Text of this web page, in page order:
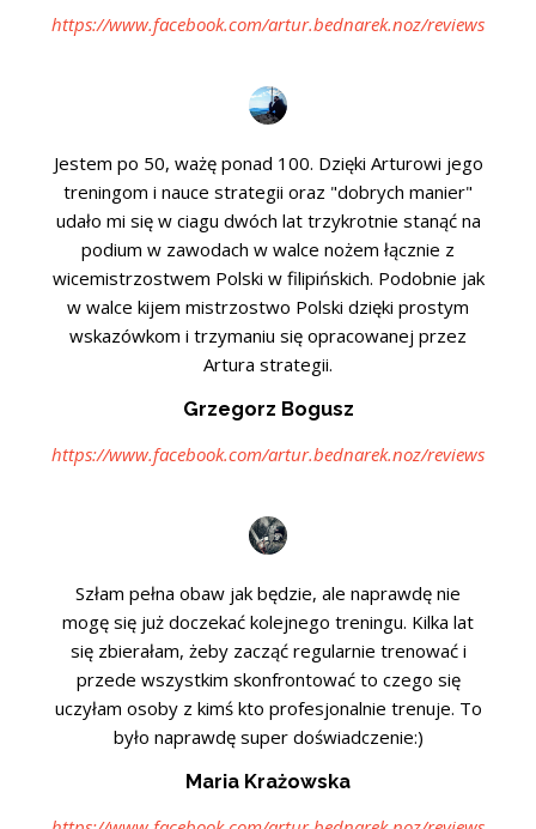
https://www.facebook.com/artur.bednarek.noz/reviews
Jestem po 50, ważę ponad 100. Dzięki Arturowi jego
treningom i nauce strategii oraz "dobrych manier"
udało mi się w ciagu dwóch lat trzykrotnie stanąć na
podium w zawodach w walce nożem łącznie z
wicemistrzostwem Polski w filipińskich. Podobnie jak
w walce kijem mistrzostwo Polski dzięki prostym
wskazówkom i trzymaniu się opracowanej przez
Artura strategii.
Grzegorz Bogusz
https://www.facebook.com/artur.bednarek.noz/reviews
Szłam pełna obaw jak będzie, ale naprawdę nie
mogę się już doczekać kolejnego treningu. Kilka lat
się zbierałam, żeby zacząć regularnie trenować i
przede wszystkim skonfrontować to czego się
uczyłam osoby z kimś kto profesjonalnie trenuje. To
było naprawdę super doświadczenie:)
Maria Krażowska